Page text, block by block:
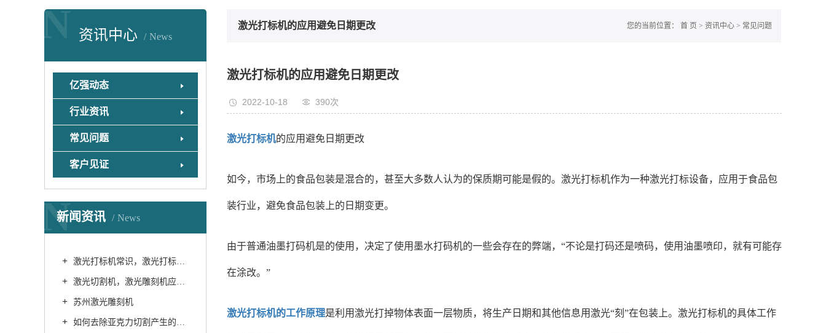
资讯中心 News
N
亿强动态
行业资讯
常见问题
客户见证
新闻资讯 News
N
激光打标机常识，激光打标机是如何分类的
激光切割机，激光雕刻机应该如何保养
苏州激光雕刻机
如何去除亚克力切割产生的气味？
激光打标机的应用避免日期更改 您的当前位置： 首 页 > 资讯中心 > 常见问题
激光打标机的应用避免日期更改
2022-10-18 390次
激光打标机的应用避免日期更改
如今，市场上的食品包装是混合的，甚至大多数人认为的保质期可能是假的。激光打标机作为一种激光打标设备，应用于食品包
装行业，避免食品包装上的日期变更。
由于普通油墨打码机是的使用，决定了使用墨水打码机的一些会存在的弊端，“不论是打码还是喷码，使用油墨喷印，就有可能存
在涂改。”
激光打标机的工作原理是利用激光打掉物体表面一层物质，将生产日期和其他信息用激光“刻”在包装上。激光打标机的具体工作